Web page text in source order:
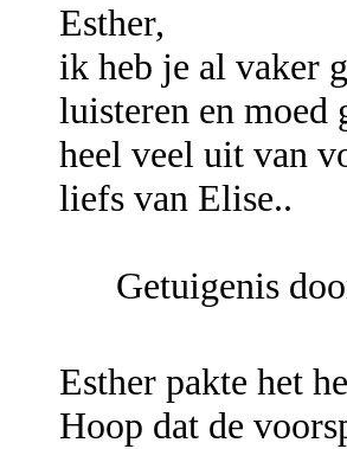
Esther,
ik heb je al vaker
luisteren en moed
heel veel uit van
liefs van Elise..
Getuigenis
Esther pakte het
Hoop dat de